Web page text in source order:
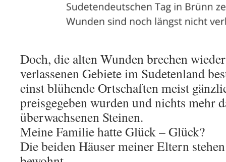
Doch, die alten Wunden brechen
verlassenen Gebiete im Sudetenland
einst blühende Ortschaften meist
preisgegeben wurden und nichts mehr
überwachsenen Steinen.
Meine Familie hatte Glück – Glück?
Die beiden Häuser meiner Eltern